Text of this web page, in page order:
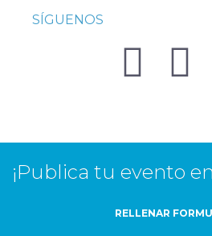
SÍGUENOS
¡Publica tu evento
RELLENAR